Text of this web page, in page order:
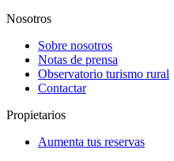
Nosotros
Sobre nosotros
Notas de prensa
Observatorio turismo rural
Contactar
Propietarios
Aumenta tus reservas